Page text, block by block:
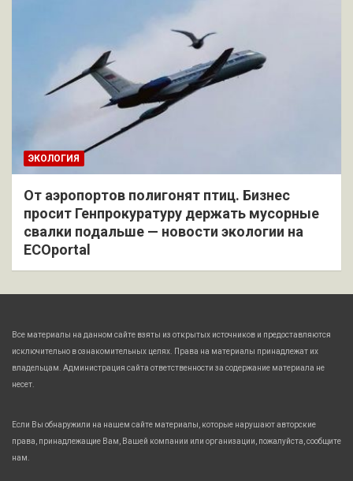
ЭКОЛОГИЯ
От аэропортов полигонят птиц. Бизнес
просит Генпрокуратуру держать мусорные
свалки подальше — новости экологии на
ECOportal
Все материалы на данном сайте взяты из открытых источников и предоставляются
исключительно в ознакомительных целях. Права на материалы принадлежат их
владельцам. Администрация сайта ответственности за содержание материала не
несет.
Если Вы обнаружили на нашем сайте материалы, которые нарушают авторские
права, принадлежащие Вам, Вашей компании или организации, пожалуйста, сообщите
нам.